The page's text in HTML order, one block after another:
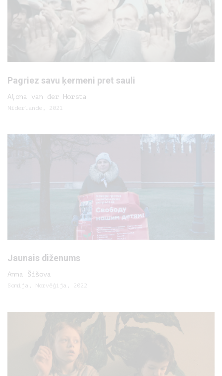
Pagriez savu ķermeni pret sauli
Aļona van der Horsta
Nīderlande, 2021
Jaunais diženums
Anna Šišova
Somija, Norvēģija, 2022